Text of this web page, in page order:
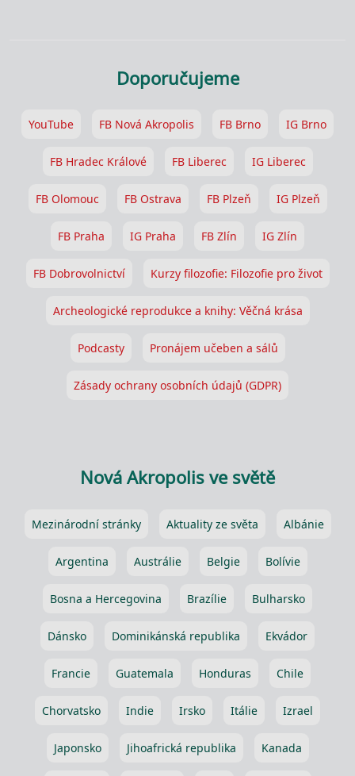
Doporučujeme
YouTube FB Nová Akropolis FB Brno IG Brno
FB Hradec Králové FB Liberec IG Liberec
FB Olomouc FB Ostrava FB Plzeň IG Plzeň
FB Praha IG Praha FB Zlín IG Zlín
FB Dobrovolnictví Kurzy filozofie: Filozofie pro život
Archeologické reprodukce a knihy: Věčná krása
Podcasty Pronájem učeben a sálů
Zásady ochrany osobních údajů (GDPR)
Nová Akropolis ve světě
Mezinárodní stránky Aktuality ze světa Albánie
Argentina Austrálie Belgie Bolívie
Bosna a Hercegovina Brazílie Bulharsko
Dánsko Dominikánská republika Ekvádor
Francie Guatemala Honduras Chile
Chorvatsko Indie Irsko Itálie Izrael
Japonsko Jihoafrická republika Kanada